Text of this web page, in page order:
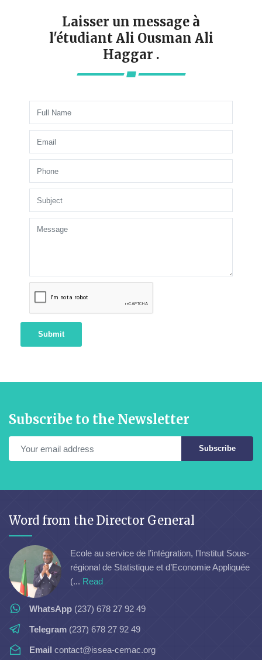
Laisser un message à
l'étudiant Ali Ousman Ali
Haggar .
Submit
Subscribe to the Newsletter
Subscribe
Word from the Director General
Ecole au service de l’intégration, l’Institut Sous-
régional de Statistique et d’Economie Appliquée
(... Read
WhatsApp (237) 678 27 92 49
Telegram (237) 678 27 92 49
Email contact@issea-cemac.org